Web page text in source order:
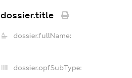
dossier.title
dossier.fullName:
dossier.opfSubType: